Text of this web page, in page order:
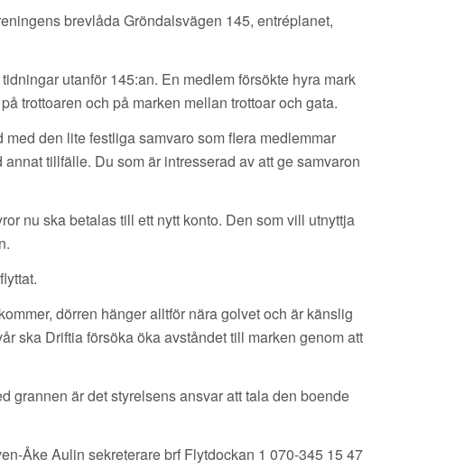
brevlåda Gröndalsvägen 145, entréplanet,
utanför 145:an. En medlem försökte hyra mark
trottoaren och på marken mellan trottoar och gata.
den lite festliga samvaro som flera medlemmar
tillfälle. Du som är intresserad av att ge samvaron
nu ska betalas till ett nytt konto. Den som vill utnyttja
dörren hänger alltför nära golvet och är känslig
ska Driftia försöka öka avståndet till marken genom att
grannen är det styrelsens ansvar att tala den boende
Åke Aulin sekreterare brf Flytdockan 1 070-345 15 47